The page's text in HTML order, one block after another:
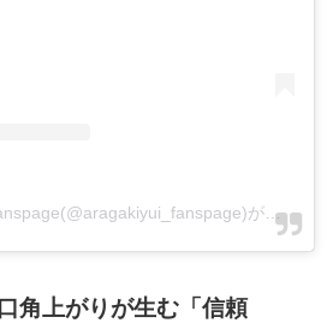
新垣結衣 Aragaki Yui Fanspage(@aragakiyui_fanspage)がシェアした投稿
角上がりが生む「信頼